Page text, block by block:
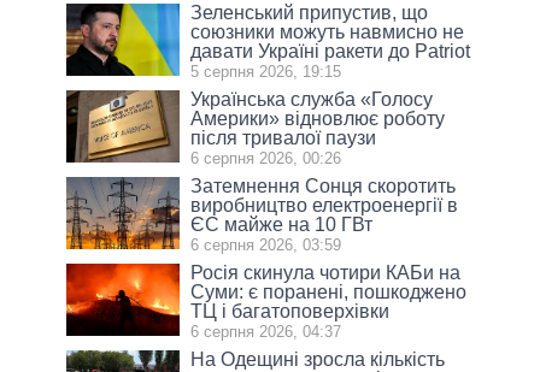
Зеленський припустив, що
союзники можуть навмисно не
давати Україні ракети до Patriot
5 серпня 2026, 19:15
Українська служба «Голосу
Америки» відновлює роботу
після тривалої паузи
6 серпня 2026, 00:26
Затемнення Сонця скоротить
виробництво електроенергії в
ЄС майже на 10 ГВт
6 серпня 2026, 03:59
Росія скинула чотири КАБи на
Суми: є поранені, пошкоджено
ТЦ і багатоповерхівки
6 серпня 2026, 04:37
На Одещині зросла кількість